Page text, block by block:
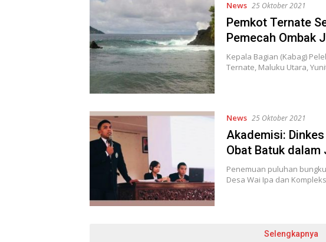
News 25 Oktober 2021
Pemkot Ternate
Pemecah Ombak
Kepala Bagian (Kabag)
Ternate, Maluku Utara,
News 25 Oktober 2021
Akademisi:
Obat Batuk dalam
Penemuan puluhan
Desa Wai Ipa dan
Selengkapnya